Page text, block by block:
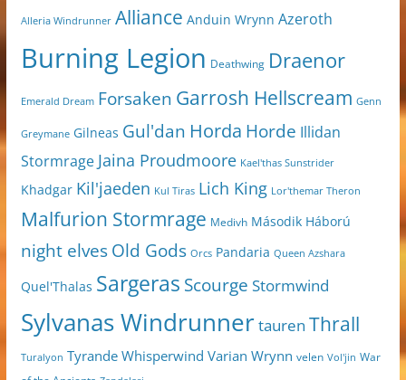
Alleria Windrunner Alliance Anduin Wrynn Azeroth
Burning Legion Deathwing Draenor
Emerald Dream Forsaken Garrosh Hellscream Genn
Greymane Gilneas Gul'dan Horda Horde Illidan
Stormrage Jaina Proudmoore Kael'thas Sunstrider
Khadgar Kil'jaeden Kul Tiras Lich King Lor'themar Theron
Malfurion Stormrage Medivh Második Háború
night elves Old Gods Orcs Pandaria Queen Azshara
Quel'Thalas Sargeras Scourge Stormwind
Sylvanas Windrunnertauren Thrall
Turalyon Tyrande Whisperwind Varian Wrynn velen Vol'jin War